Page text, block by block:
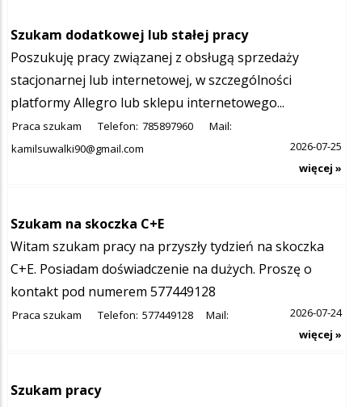
Szukam dodatkowej lub stałej pracy
Poszukuję pracy związanej z obsługą sprzedaży
stacjonarnej lub internetowej, w szczególności
platformy Allegro lub sklepu internetowego...
Praca szukam Telefon: 785897960
Mail:
kamilsuwalki90@gmail.com
2026-07-25
więcej »
Szukam na skoczka C+E
Witam szukam pracy na przyszły tydzień na skoczka
C+E. Posiadam doświadczenie na dużych. Proszę o
kontakt pod numerem 577449128
Praca szukam Telefon: 577449128 Mail:
2026-07-24
więcej »
Szukam pracy